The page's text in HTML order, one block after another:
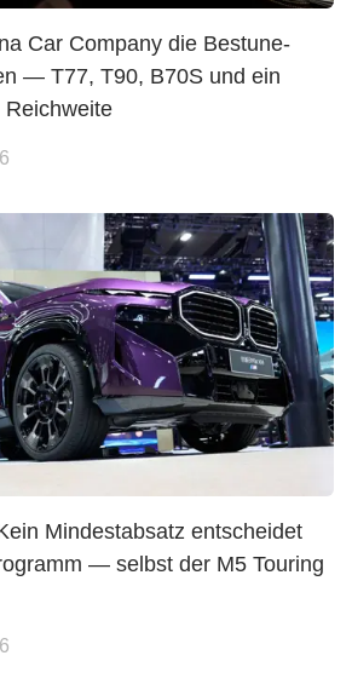
Car Company die Bestune-
— T77, T90, B70S und ein
Reichweite
Mindestabsatz entscheidet
— selbst der M5 Touring